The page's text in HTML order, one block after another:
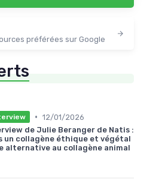
préférées sur Google
• 12/01/2026
de Julie Beranger de Natis :
un collagène éthique et végétal
alternative au collagène animal